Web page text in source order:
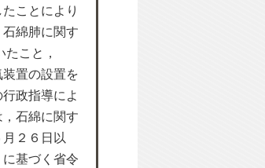
ことにより
綿肺に関す
こと，
置の設置を
政指導によ
石綿に関す
２６日以
基づく省令